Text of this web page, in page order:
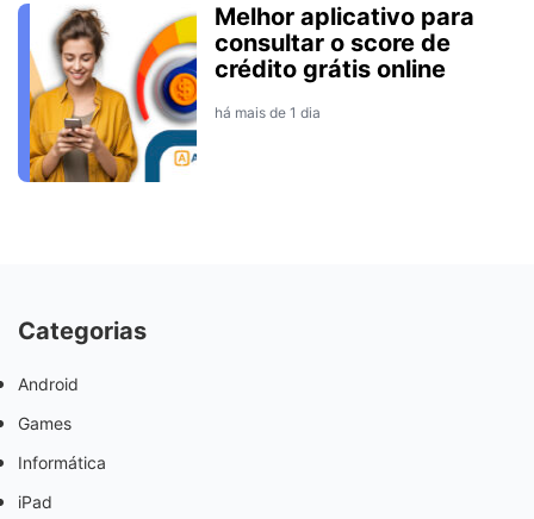
Melhor aplicativo para
consultar o score de
crédito grátis online
há mais de 1 dia
Categorias
Android
Games
Informática
iPad